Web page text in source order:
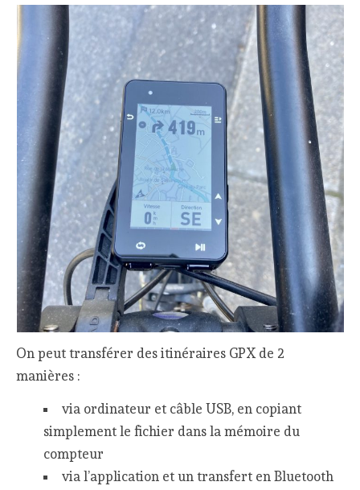
On peut transférer des itinéraires GPX de 2
manières :
via ordinateur et câble USB, en copiant
simplement le fichier dans la mémoire du
compteur
via l’application et un transfert en Bluetooth